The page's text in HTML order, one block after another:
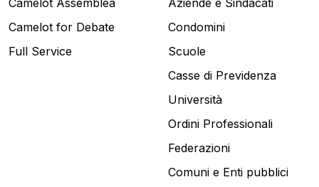
Camelot Assemblea
Camelot for Debate
Full Service
Aziende e Sindacati
Condomini
Scuole
Casse di Previdenza
Università
Ordini Professionali
Federazioni
Comuni e Enti pubblici